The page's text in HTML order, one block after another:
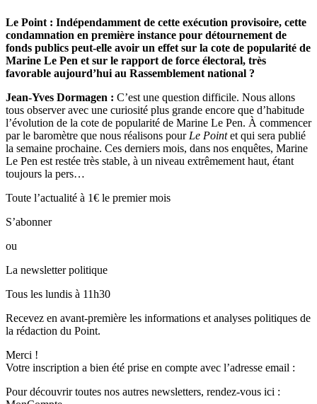
Le Point : Indépendamment de cette exécution provisoire, cette
condamnation en première instance pour détournement de
fonds publics peut-elle avoir un effet sur la cote de popularité de
Marine Le Pen et sur le rapport de force électoral, très
favorable aujourd’hui au Rassemblement national ?
Jean-Yves Dormagen : C’est une question difficile. Nous allons
tous observer avec une curiosité plus grande encore que d’habitude
l’évolution de la cote de popularité de Marine Le Pen. À commencer
par le baromètre que nous réalisons pour Le Pointet qui sera publié
la semaine prochaine. Ces derniers mois, dans nos enquêtes, Marine
Le Pen est restée très stable, à un niveau extrêmement haut, étant
toujours la pers…
Toute l’actualité à 1€ le premier mois
S’abonner
ou
La newsletter politique
Tous les lundis à 11h30
Recevez en avant-première les informations et analyses politiques de
la rédaction du Point.
Merci !
Votre inscription a bien été prise en compte avec l’adresse email :
Pour découvrir toutes nos autres newsletters, rendez-vous ici :